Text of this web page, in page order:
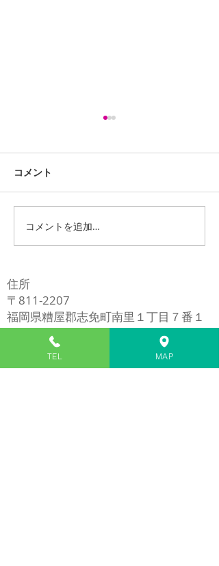
iPhone13ProMaxスピー
カー交換修理
コメント
コメントを追加…
住所
〒811-2207
福岡県糟屋郡志免町南里１丁目７番１
号
​※イオンモール福岡の近く
電話
TEL MAP